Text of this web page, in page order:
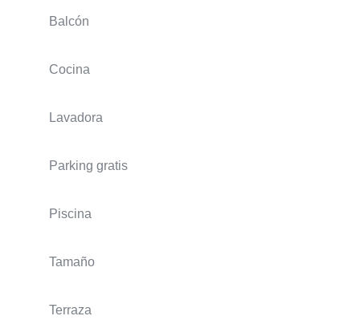
Balcón
Cocina
Lavadora
Parking gratis
Piscina
Tamaño
Terraza